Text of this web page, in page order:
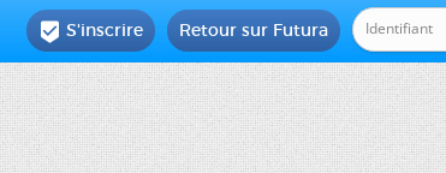
Retour sur Futura
 S'inscrire